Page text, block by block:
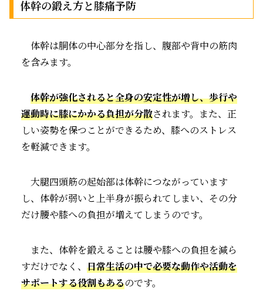
体幹の鍛え方と膝痛予防
体幹は胴体の中心部分を指し、腹部や背中の筋肉
を含みます。
体幹が強化されると全身の安定性が増し、歩行や
運動時に膝にかかる負担が分散されます。また、正
しい姿勢を保つことができるため、膝へのストレス
を軽減できます。
大腿四頭筋の起始部は体幹につながっています
し、体幹が弱いと上半身が振られてしまい、その分
だけ腰や膝への負担が増えてしまうのです。
また、体幹を鍛えることは腰や膝への負担を減ら
すだけでなく、 日常生活の中で必要な動作や活動を
サポートする役割もあるのです。